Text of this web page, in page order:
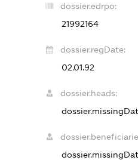
dossier.edrpo:
21992164
dossier.regDate:
02.01.92
dossier.heads: